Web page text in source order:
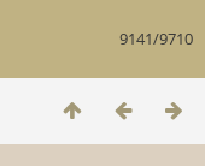
9141/9710